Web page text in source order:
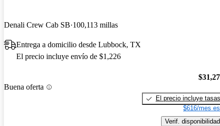
Denali Crew Cab SB 100,113 millas
Entrega a domicilio desde Lubbock, TX
El precio incluye envío de $1,226
Buena oferta
El precio incluye tasas
$616/mes
Verif. disponibilidad